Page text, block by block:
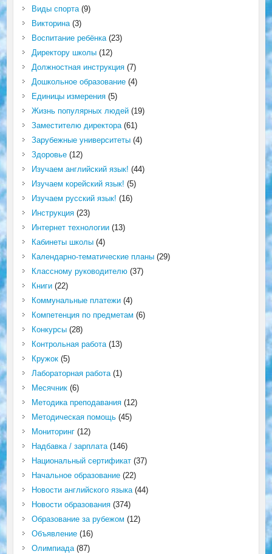
Виды спорта(9)
Викторина(3)
Воспитание ребёнка(23)
Директору школы(12)
Должностная инструкция(7)
Дошкольное образование(4)
Единицы измерения(5)
Жизнь популярных людей(19)
Заместителю директора(61)
Зарубежные университеты(4)
Здоровье(12)
Изучаем английский язык! (44)
Изучаем корейский язык! (5)
Изучаем русский язык! (16)
Инструкция(23)
Интернет технологии(13)
Кабинеты школы(4)
Календарно-тематические планы(29)
Классному руководителю(37)
Книги(22)
Коммунальные платежи(4)
Компетенция по предметам (6)
Конкурсы(28)
Контрольная работа(13)
Кружок(5)
Лабораторная работа(1)
Месячник(6)
Методика преподавания(12)
Методическая помощь(45)
Мониторинг(12)
Надбавка / зарплата(146)
Национальный сертификат(37)
Начальное образование(22)
Новости английского языка(44)
Новости образования(374)
Образование за рубежом (12)
Объявление(16)
Олимпиада(87)